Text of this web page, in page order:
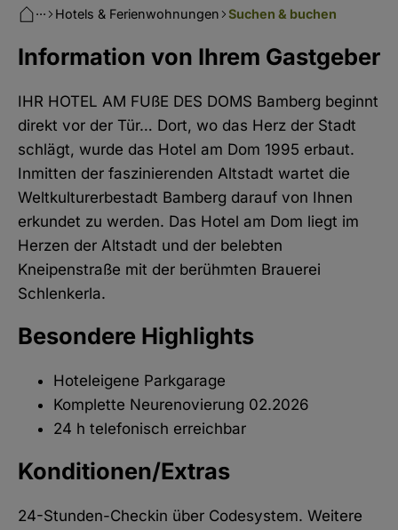
Suchen & buchen
Hotels & Ferienwohnungen
···
Information von Ihrem Gastgeber
IHR HOTEL AM FUßE DES DOMS Bamberg beginnt
direkt vor der Tür… Dort, wo das Herz der Stadt
schlägt, wurde das Hotel am Dom 1995 erbaut.
Inmitten der faszinierenden Altstadt wartet die
Weltkulturerbestadt Bamberg darauf von Ihnen
erkundet zu werden. Das Hotel am Dom liegt im
Herzen der Altstadt und der belebten
Kneipenstraße mit der berühmten Brauerei
Schlenkerla.
Besondere Highlights
Hoteleigene Parkgarage
Komplette Neurenovierung 02.2026
24 h telefonisch erreichbar
Konditionen/Extras
24-Stunden-Checkin über Codesystem. Weitere